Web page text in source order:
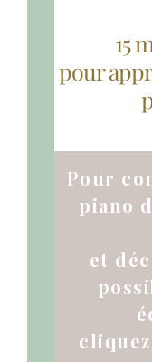
15
pour
Pour
piano
et